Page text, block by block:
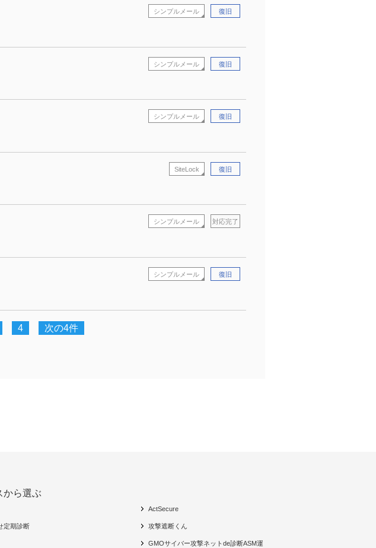
復旧
シンプルメール
復旧
シンプルメール
復旧
シンプルメール
復旧
SiteLock
対応完了
シンプルメール
復旧
シンプルメール
4 次の4件
から選ぶ
定期診断
ActSecure
攻撃遮断くん
GMOサイバー攻撃ネットde診断ASM運